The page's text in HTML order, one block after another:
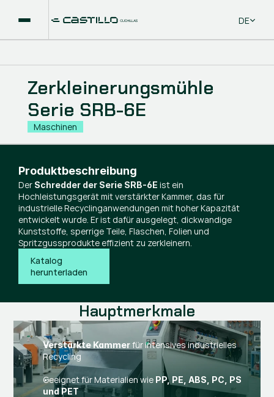
Select
DE
Zerkleinerungsmühle
Serie SRB-6E
Maschinen
Produktbeschreibung
Der Schredder der Serie SRB-6E ist ein
Hochleistungsgerät mit verstärkter Kammer, das für
industrielle Recyclinganwendungen mit hoher Kapazität
entwickelt wurde. Er ist dafür ausgelegt, dickwandige
Kunststoffe, sperrige Teile, Flaschen, Folien und
Spritzgussprodukte effizient zu zerkleinern.
Katalog
herunterladen
Hauptmerkmale
Verstärkte Kammerfür intensives industrielles
Recycling
Geeignet für Materialien wie PP, PE, ABS, PC, PS
und PET